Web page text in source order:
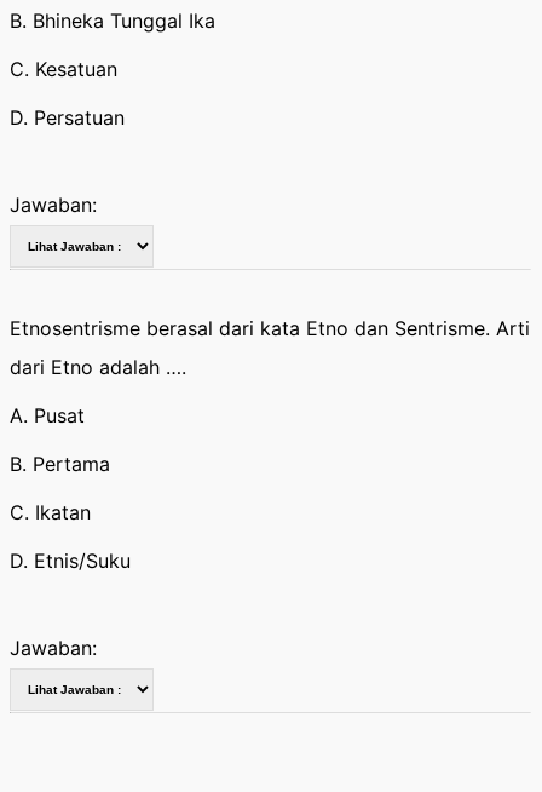
B. Bhineka Tunggal Ika
C. Kesatuan
D. Persatuan
Jawaban:
Etnosentrisme berasal dari kata Etno dan Sentrisme. Arti
dari Etno adalah ….
A. Pusat
B. Pertama
C. Ikatan
D. Etnis/Suku
Jawaban: